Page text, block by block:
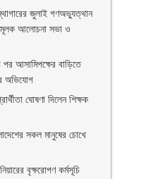
জুলাই গণঅভ্যুত্থান
আলোচনা সভা ও
আসামিপক্ষের বাড়িতে
অভিযোগ
ঘোষণা দিলেন শিক্ষক
সকল মানুষের চোখে
বৃক্ষরোপণ কর্মসূচি